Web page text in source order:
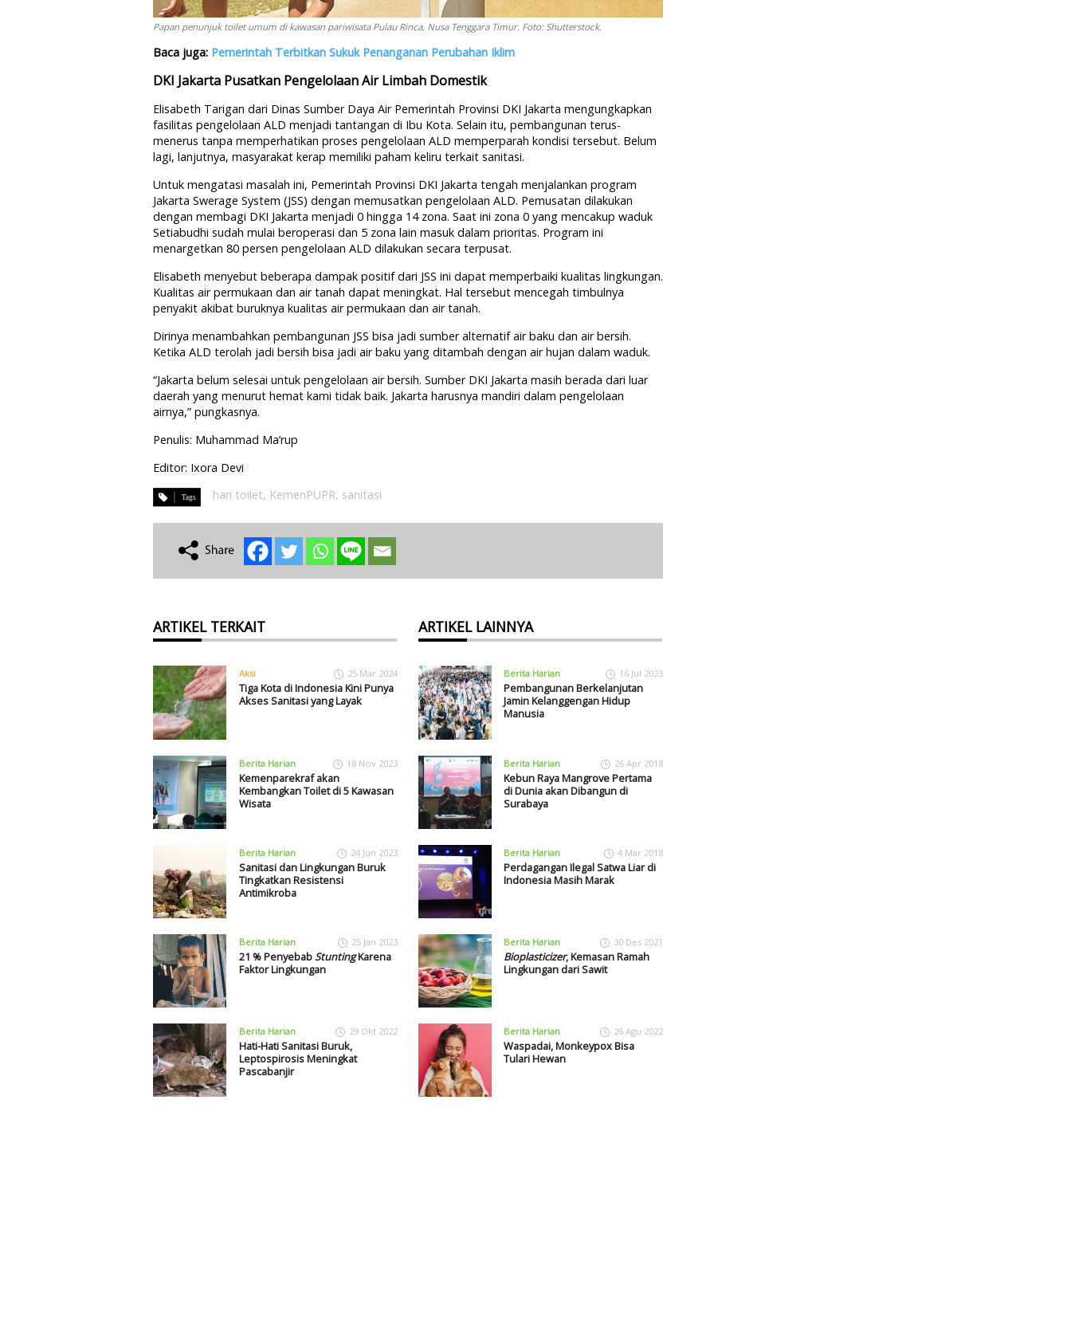
Papan penunjuk toilet umum di kawasan pariwisata Pulau Rinca, Nusa Tenggara Timur. Foto: Shutterstock.
Baca juga: Pemerintah Terbitkan Sukuk Penanganan Perubahan Iklim
DKI Jakarta Pusatkan Pengelolaan Air Limbah Domestik
Elisabeth Tarigan dari Dinas Sumber Daya Air Pemerintah Provinsi DKI Jakarta mengungkapkan
fasilitas pengelolaan ALD menjadi tantangan di Ibu Kota. Selain itu, pembangunan terus-
menerus tanpa memperhatikan proses pengelolaan ALD memperparah kondisi tersebut. Belum
lagi, lanjutnya, masyarakat kerap memiliki paham keliru terkait sanitasi.
Untuk mengatasi masalah ini, Pemerintah Provinsi DKI Jakarta tengah menjalankan program
Jakarta Swerage System (JSS) dengan memusatkan pengelolaan ALD. Pemusatan dilakukan
dengan membagi DKI Jakarta menjadi 0 hingga 14 zona. Saat ini zona 0 yang mencakup waduk
Setiabudhi sudah mulai beroperasi dan 5 zona lain masuk dalam prioritas. Program ini
menargetkan 80 persen pengelolaan ALD dilakukan secara terpusat.
Elisabeth menyebut beberapa dampak positif dari JSS ini dapat memperbaiki kualitas lingkungan.
Kualitas air permukaan dan air tanah dapat meningkat. Hal tersebut mencegah timbulnya
penyakit akibat buruknya kualitas air permukaan dan air tanah.
Dirinya menambahkan pembangunan JSS bisa jadi sumber alternatif air baku dan air bersih.
Ketika ALD terolah jadi bersih bisa jadi air baku yang ditambah dengan air hujan dalam waduk.
“Jakarta belum selesai untuk pengelolaan air bersih. Sumber DKI Jakarta masih berada dari luar
daerah yang menurut hemat kami tidak baik. Jakarta harusnya mandiri dalam pengelolaan
airnya,” pungkasnya.
Penulis: Muhammad Ma’rup
Editor: Ixora Devi
hari toilet, KemenPUPR, sanitasi
ARTIKEL TERKAIT
Aksi 25 Mar 2024
Tiga Kota di Indonesia Kini Punya
Akses Sanitasi yang Layak
Berita Harian 18 Nov 2023
Kemenparekraf akan
Kembangkan Toilet di 5 Kawasan
Wisata
Berita Harian 24 Jun 2023
Sanitasi dan Lingkungan Buruk
Tingkatkan Resistensi
Antimikroba
Berita Harian 25 Jan 2023
21 % PenyebabStuntingKarena
Faktor Lingkungan
Berita Harian 29 Okt 2022
Hati-Hati Sanitasi Buruk,
Leptospirosis Meningkat
Pascabanjir
ARTIKEL LAINNYA
Berita Harian 16 Jul 2023
Pembangunan Berkelanjutan
Jamin Kelanggengan Hidup
Manusia
Berita Harian 26 Apr 2018
Kebun Raya Mangrove Pertama
di Dunia akan Dibangun di
Surabaya
Berita Harian 4 Mar 2018
Perdagangan Ilegal Satwa Liar di
Indonesia Masih Marak
Berita Harian 30 Des 2021
Bioplasticizer, Kemasan Ramah
Lingkungan dari Sawit
Berita Harian 26 Agu 2022
Waspadai, Monkeypox Bisa
Tulari Hewan